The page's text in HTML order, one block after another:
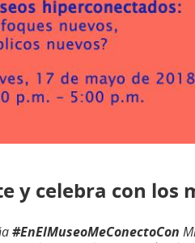
y celebra con los
#EnElMuseoMeConectoCon